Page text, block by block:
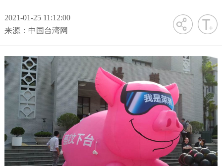
2021-01-25 11:12:00
来源：中国台湾网
字号